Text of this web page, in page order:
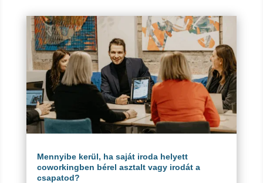
Mennyibe kerül, ha saját iroda helyett
coworkingben bérel asztalt vagy irodát a
csapatod?